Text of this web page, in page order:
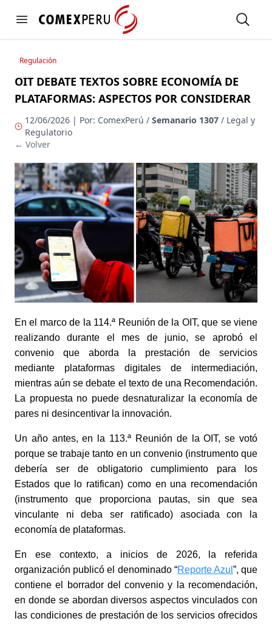
Open menu
https://www.comexperu.org.pe Open
Regulación
OIT DEBATE TEXTOS SOBRE ECONOMÍA DE
PLATAFORMAS: ASPECTOS POR CONSIDERAR
12/06/2026 | Por: ComexPerú /Semanario 1307 / Legal y
Regulatorio
← Volver
En el marco de la 114.ª Reunión de la OIT, que se viene
realizando durante el mes de junio, se aprobó el
convenio que aborda la prestación de servicios
mediante plataformas digitales de intermediación,
mientras aún se debate el texto de una Recomendación.
La propuesta no puede desnaturalizar la economía de
pares ni desincentivar la innovación.
Un año antes, en la 113.ª Reunión de la OIT, se votó
porque se trabaje tanto en un convenio (instrumento que
debería ser de obligatorio cumplimiento para los
Estados que lo ratifican) como en una recomendación
(instrumento que proporciona pautas, sin que sea
vinculante ni deba ser ratificado) asociada con la
economía de plataformas.
En ese contexto, a inicios de 2026, la referida
organización publicó el denominado “Reporte Azul ”, que
contiene el borrador del convenio y la recomendación,
en donde se abordan diversos aspectos vinculados con
las condiciones de prestación de los servicios ofrecidos